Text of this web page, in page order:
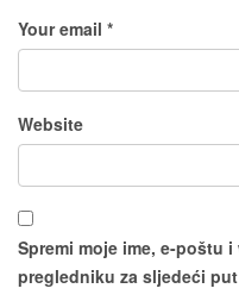
Your email *
Website
Spremi moje ime, e-poštu
pregledniku za sljedeći